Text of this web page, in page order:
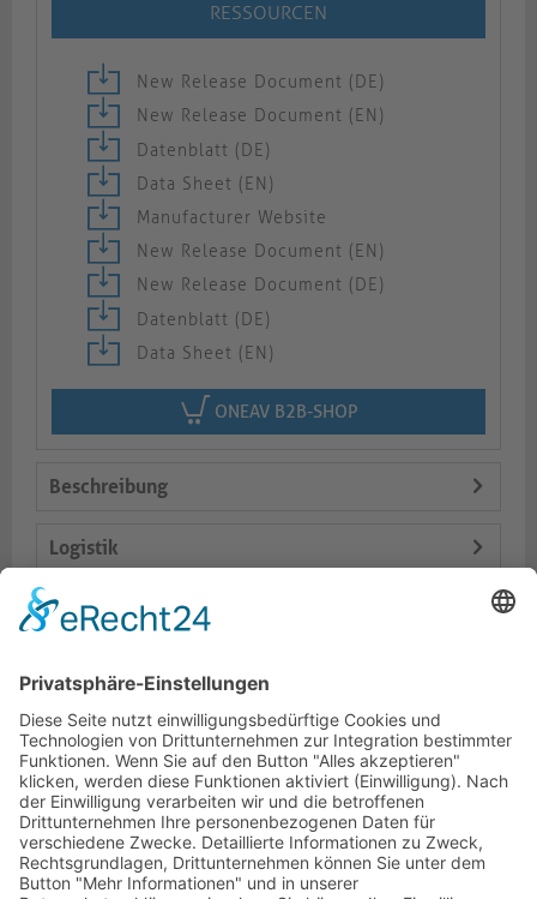
RESSOURCEN
New Release Document (DE)
New Release Document (EN)
Datenblatt (DE)
Data Sheet (EN)
Manufacturer Website
New Release Document (EN)
New Release Document (DE)
Datenblatt (DE)
Data Sheet (EN)
ONEAV B2B-SHOP
Beschreibung
Logistik
Lieferumfang
Varianten
Dokumente
HOTLINE